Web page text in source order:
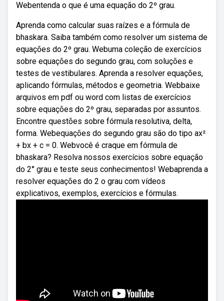
Webentenda o que é uma equação do 2º grau.
Aprenda como calcular suas raízes e a fórmula de
bhaskara. Saiba também como resolver um sistema de
equações do 2º grau. Webuma coleção de exercícios
sobre equações do segundo grau, com soluções e
testes de vestibulares. Aprenda a resolver equações,
aplicando fórmulas, métodos e geometria. Webbaixe
arquivos em pdf ou word com listas de exercícios
sobre equações do 2º grau, separadas por assuntos.
Encontre questões sobre fórmula resolutiva, delta,
forma. Webequações do segundo grau são do tipo ax²
+ bx + c = 0. Webvocê é craque em fórmula de
bhaskara? Resolva nossos exercícios sobre equação
do 2° grau e teste seus conhecimentos! Webaprenda a
resolver equações do 2 o grau com vídeos
explicativos, exemplos, exercícios e fórmulas.